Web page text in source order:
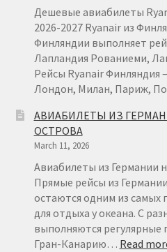
Дешевые авиабилеты
2026-2027 Ryanair из
Финляндии выполняет
Лапландия Рованиеми,
Рейсы Ryanair Финляндия
Лондон, Милан, Париж,
АВИАБИЛЕТЫ ИЗ
ОСТРОВА
March 11, 2026
Авиабилеты из Германии
Прямые рейсы из
остаются одним из самых
для отдыха у океана. С
выполняются
Гран-Канарию… Read